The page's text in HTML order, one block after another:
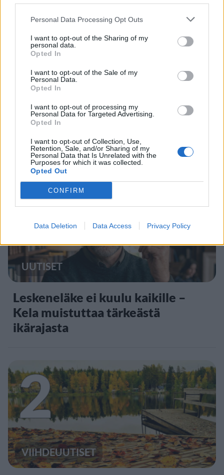
Personal Data Processing Opt Outs
I want to opt-out of the Sharing of my
personal data.
Opted In
I want to opt-out of the Sale of my
Personal Data.
Opted In
I want to opt-out of processing my
Personal Data for Targeted Advertising.
Opted In
I want to opt-out of Collection, Use,
Retention, Sale, and/or Sharing of my
Personal Data that Is Unrelated with the
Purposes for which it was collected.
Opted Out
CONFIRM
Data Deletion Data Access Privacy Policy
Staran luetuimmat
1
UUTISET
Leskeneläke ei kuulu kaikille –
Kela muistuttaa tärkeästä
ikärajasta
2
VIIHDEUUTISET